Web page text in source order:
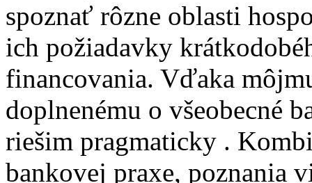
spoznať rôzne oblasti
ich požiadavky
financovania. Vďaka
doplnenému o všeobecné
riešim pragmaticky .
bankovej praxe, poznania